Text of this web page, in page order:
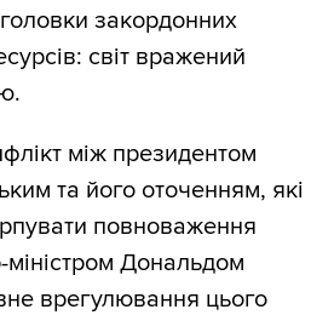
закордонних
світ вражений
між президентом
та його оточенням, які
повноваження
Дональдом
врегулювання цього